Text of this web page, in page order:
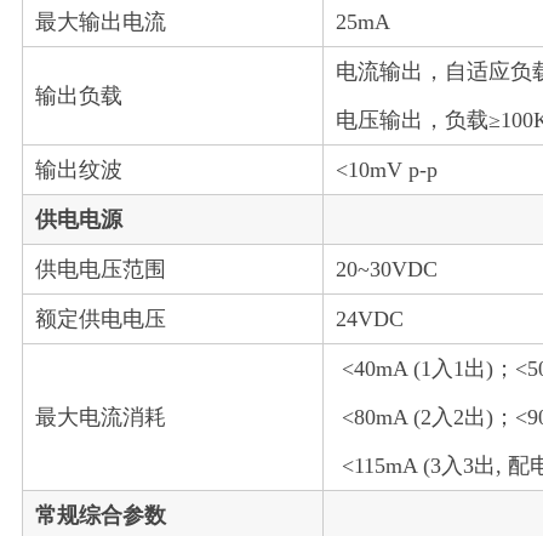
最大输出电流 25mA
输出负载
电流输出，自适应负
电压输出，负载
输出纹波 <10mV p-p
供电电源
供电电压范围 20~30VDC
额定供电电压 24VDC
最大电流消耗
<40mA (1入1出)；
<80mA (2入2出)；
<115mA (3入3出, 配
常规综合参数